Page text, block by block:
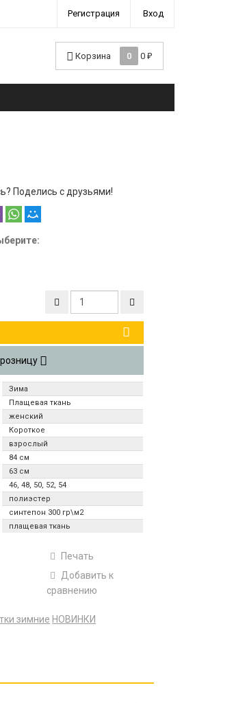
Регистрация Вход
Корзина 0 0 ₽
Поделись с друзьями!
Зима
Плащевая ткань
женский
Короткое
взрослый
84 см
63 см
46, 48, 50, 52, 54
полиэстер
синтепон 300 гр\м2
плащевая ткань
Печать
Добавить к
сравнению
зимние НОВИНКИ